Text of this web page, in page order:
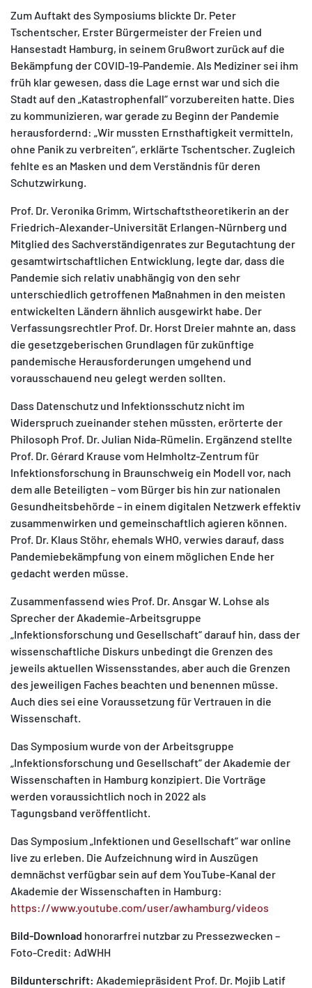
Zum Auftakt des Symposiums blickte Dr. Peter
Tschentscher, Erster Bürgermeister der Freien und
Hansestadt Hamburg, in seinem Grußwort zurück auf die
Bekämpfung der COVID-19-Pandemie. Als Mediziner sei ihm
früh klar gewesen, dass die Lage ernst war und sich die
Stadt auf den „Katastrophenfall“ vorzubereiten hatte. Dies
zu kommunizieren, war gerade zu Beginn der Pandemie
herausfordernd: „Wir mussten Ernsthaftigkeit vermitteln,
ohne Panik zu verbreiten“, erklärte Tschentscher. Zugleich
fehlte es an Masken und dem Verständnis für deren
Schutzwirkung.
Prof. Dr. Veronika Grimm, Wirtschaftstheoretikerin an der
Friedrich-Alexander-Universität Erlangen-Nürnberg und
Mitglied des Sachverständigenrates zur Begutachtung der
gesamtwirtschaftlichen Entwicklung, legte dar, dass die
Pandemie sich relativ unabhängig von den sehr
unterschiedlich getroffenen Maßnahmen in den meisten
entwickelten Ländern ähnlich ausgewirkt habe. Der
Verfassungsrechtler Prof. Dr. Horst Dreier mahnte an, dass
die gesetzgeberischen Grundlagen für zukünftige
pandemische Herausforderungen umgehend und
vorausschauend neu gelegt werden sollten.
Dass Datenschutz und Infektionsschutz nicht im
Widerspruch zueinander stehen müssten, erörterte der
Philosoph Prof. Dr. Julian Nida-Rümelin. Ergänzend stellte
Prof. Dr. Gérard Krause vom Helmholtz-Zentrum für
Infektionsforschung in Braunschweig ein Modell vor, nach
dem alle Beteiligten – vom Bürger bis hin zur nationalen
Gesundheitsbehörde – in einem digitalen Netzwerk effektiv
zusammenwirken und gemeinschaftlich agieren können.
Prof. Dr. Klaus Stöhr, ehemals WHO, verwies darauf, dass
Pandemiebekämpfung von einem möglichen Ende her
gedacht werden müsse.
Zusammenfassend wies Prof. Dr. Ansgar W. Lohse als
Sprecher der Akademie-Arbeitsgruppe
„Infektionsforschung und Gesellschaft“ darauf hin, dass der
wissenschaftliche Diskurs unbedingt die Grenzen des
jeweils aktuellen Wissensstandes, aber auch die Grenzen
des jeweiligen Faches beachten und benennen müsse.
Auch dies sei eine Voraussetzung für Vertrauen in die
Wissenschaft.
Das Symposium wurde von der Arbeitsgruppe
„Infektionsforschung und Gesellschaft“ der Akademie der
Wissenschaften in Hamburg konzipiert. Die Vorträge
werden voraussichtlich noch in 2022 als
Tagungsband veröffentlicht.
Das Symposium „Infektionen und Gesellschaft“ war online
live zu erleben. Die Aufzeichnung wird in Auszügen
demnächst verfügbar sein auf dem YouTube-Kanal der
Akademie der Wissenschaften in Hamburg:
https://www.youtube.com/user/awhamburg/videos
Bild-Download honorarfrei nutzbar zu Pressezwecken –
Foto-Credit: AdWHH
Bildunterschrift: Akademiepräsident Prof. Dr. Mojib Latif